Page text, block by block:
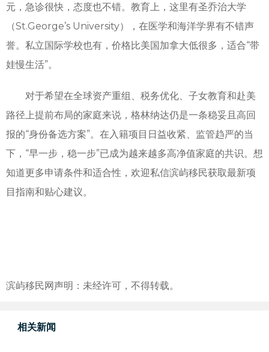
元，急诊很快，态度也不错。教育上，这里有圣乔治大学
（St.George’s University），在医学和海洋学界有不错声
誉。私立国际学校也有，价格比美国加拿大低很多，适合“带
娃慢生活”。
对于希望在全球资产重组、税务优化、子女教育和赴美
路径上提前布局的家庭来说，格林纳达仍是一条稳妥且高回
报的“身份备选方案”。在入籍项目日益收紧、监管趋严的当
下，“早一步，稳一步”已成为越来越多高净值家庭的共识。想
知道更多申请条件和适合性，欢迎私信滨屿移民获取最新项
目指南和贴心建议。
滨屿移民网声明：未经许可，不得转载。
相关新闻